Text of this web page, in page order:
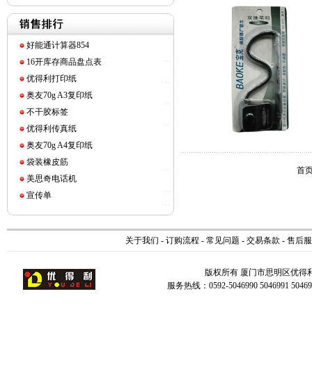
好能通计算器854
16开库存商品盘点表
优得利打印纸
奥友70g A3复印纸
不干胶标签
优得利传真纸
奥友70g A4复印纸
袋装橡皮筋
美思奇电话机
宣传单
首
关于我们 - 订购流程 - 常见问题 - 交易条款 - 售后
版权所有 厦门市思明区优
服务热线：0592-5046990 5046991